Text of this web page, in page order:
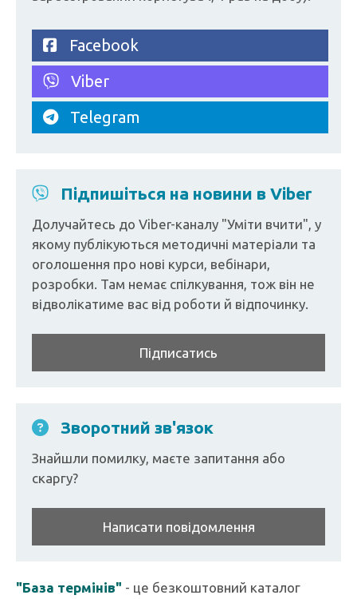
Facebook
Viber
Telegram
Підпишіться на новини в Viber
Долучайтесь до Viber-каналу "Уміти вчити", у
якому публікуються методичні матеріали та
оголошення про нові курси, вебінари,
розробки. Там немає спілкування, тож він не
відволікатиме вас від роботи й відпочинку.
Підписатись
Зворотний зв'язок
Знайшли помилку, маєте запитання або
скаргу?
Написати повідомлення
"База термінів" - це безкоштовний каталог